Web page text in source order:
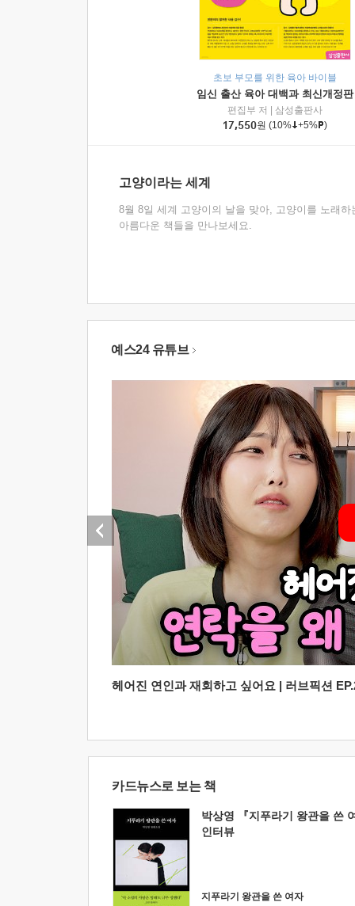
초보 부모를 위한 육아 바이블
임신 출산 육아 대백과 최신개정판
편집부 저
삼성출판사
17,550원 (10% +5% )
고양이라는 세계
8월 8일 세계 고양이의 날을 맞아, 고양이를 노래하
아름다운 책들을 만나보세요.
예스24 유튜브
헤어진 연인과 재회하고 싶어요 | 러브픽션
카드뉴스로 보는 책
박상영 『지푸라기 왕관을 쓴
인터뷰
지푸라기 왕관을 쓴 여자